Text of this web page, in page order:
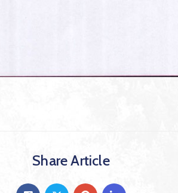
Share Article